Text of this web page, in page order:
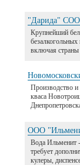
"Дарида"
Крупнейший
включая
Производство
кваса
ООО
Вода Ильменит -
требует
кулеры,